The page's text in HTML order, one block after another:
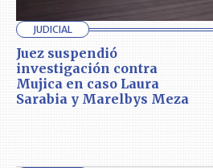
JUDICIAL
Juez suspendió
investigación contra
Mujica en caso Laura
Sarabia y Marelbys Meza